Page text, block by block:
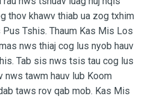
thov khawv thiab ua zog txhim
Tshis. Thaum Kas Mis Los
nws thiaj cog lus nyob hauv
Tab sis nws tsis tau cog lus
tawm hauv lub Koom
taws rov qab mob. Kas Mis